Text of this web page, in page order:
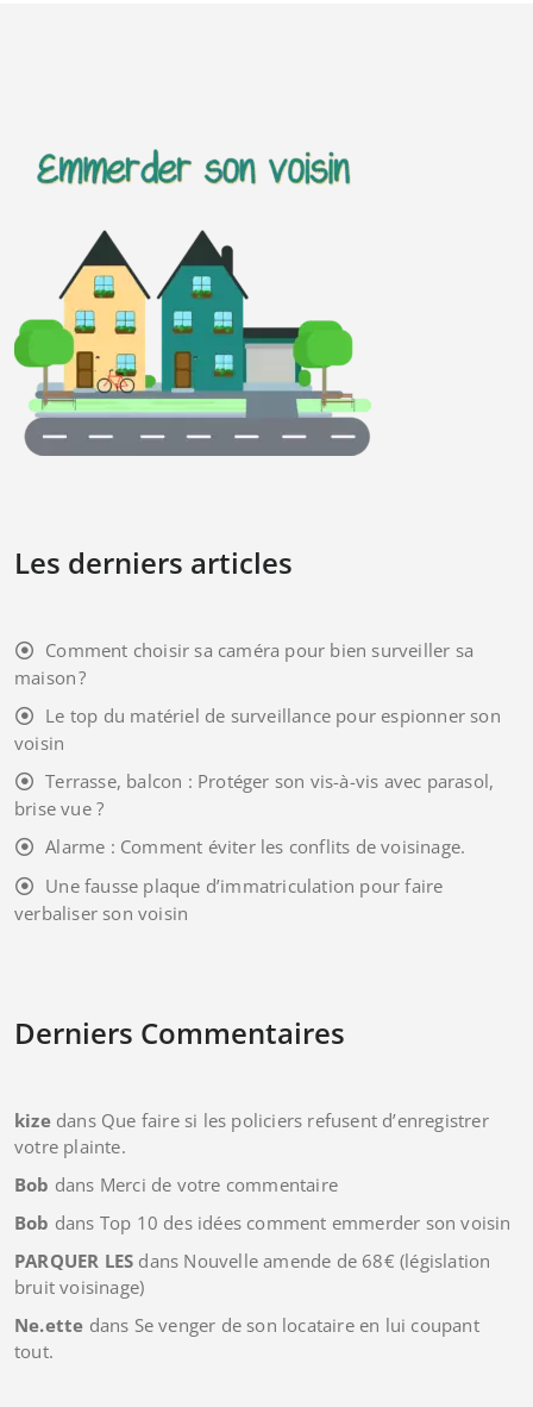
Les derniers articles
Comment choisir sa caméra pour bien surveiller sa
maison ?
Le top du matériel de surveillance pour espionner son
voisin
Terrasse, balcon : Protéger son vis-à-vis avec parasol,
brise vue ?
Alarme : Comment éviter les conflits de voisinage.
Une fausse plaque d’immatriculation pour faire
verbaliser son voisin
Derniers Commentaires
kizedans Que faire si les policiers refusent d’enregistrer
votre plainte.
Bob dans Merci de votre commentaire
Bob dans Top 10 des idées comment emmerder son voisin
PARQUER LES dans Nouvelle amende de 68€ (législation
bruit voisinage)
Ne.ette dans Se venger de son locataire en lui coupant
tout.